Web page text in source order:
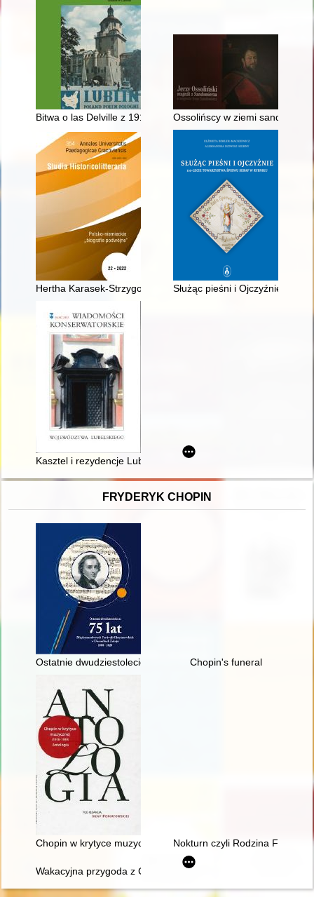
Bitwa o las Delville z 1916 r. w wybranych listach żołnierzy
Ossolińscy w ziemi
Hertha Karasek-Strzygowski : ein Leben im Spannungsfeld
Służąc pieśni i Ojczyźnie :
Kasztel i rezydencje Lubomirskich w Lublinie
FRYDERYK CHOPIN
Ostatnie dwudziestolecie : 75 lat Międzynarodowych
Chopin's funeral
Chopin w krytyce muzycznej (1918-1939). Antologia
Nokturn czyli Rodzina
Wakacyjna przygoda z Chopinem" w Muzeum Niepodległości